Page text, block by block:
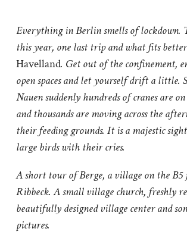
Everything in Berlin smells of lockdown.
this year, one last trip and what fits
Havelland. Get out of the confinement,
open spaces and let yourself drift a little.
Nauen suddenly hundreds of cranes are
and thousands are moving across the
their feeding grounds. It is a majestic
large birds with their cries.
A short tour of Berge, a village on the B5
Ribbeck. A small village church, freshly
beautifully designed village center and
pictures.